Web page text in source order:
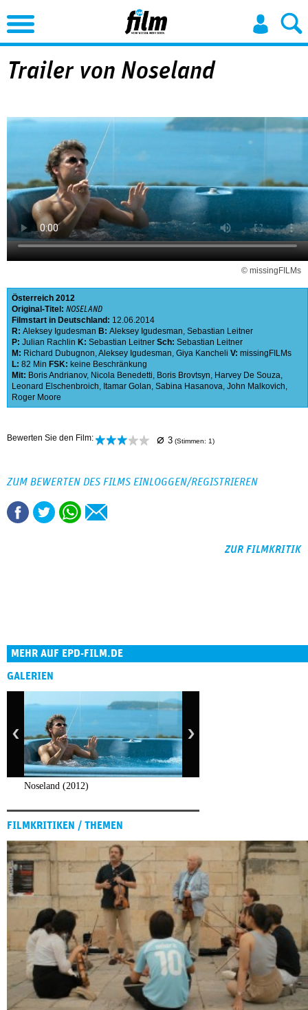
Jump to Navigation
Trailer von Noseland
© missingFILMs
Österreich 2012
Original-Titel: NOSELAND
Filmstart in Deutschland: 12.06.2014
R: Aleksey Igudesman B: Aleksey Igudesman, Sebastian Leitner
P: Julian Rachlin K: Sebastian Leitner Sch: Sebastian Leitner
M: Richard Dubugnon,Aleksey Igudesman, Giya Kancheli V: missingFILMs
L: 82 Min FSK: keine Beschränkung
Mit: Boris Andrianov, Nicola Benedetti, Boris Brovtsyn, Harvey De Souza,
Leonard Elschenbroich, Itamar Golan, Sabina Hasanova, John Malkovich,
Roger Moore
Bewerten Sie den Film: ⌀ 3 (Stimmen: 1)
ZUM BEWERTEN DES FILMS EINLOGGEN/REGISTRIEREN
ZUR FILMKRITIK
MEHR AUF EPD-FILM.DE
GALERIEN
Noseland (2012)
FILMKRITIKEN / THEMEN